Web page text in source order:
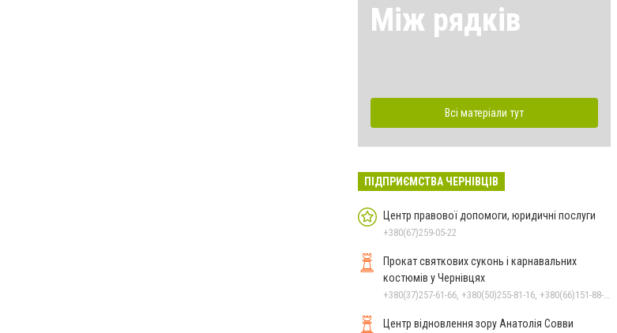
Між рядків
Всі матеріали тут
ПІДПРИЄМСТВА ЧЕРНІВЦІВ
Центр правової допомоги, юридичні послуги
+380(67)259-05-22
Прокат святкових суконь і карнавальних
костюмів у Чернівцях
Центр відновлення зору Анатолія Совви